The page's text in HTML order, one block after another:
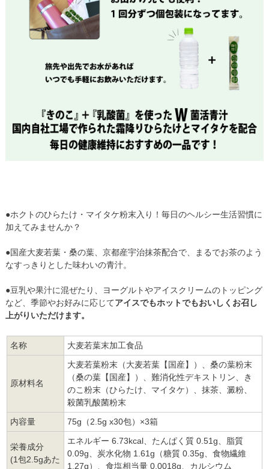
●ホクトのひらたけ・マイタケ粉末入り！毎日のヘルシー生活習慣に
加えてみませんか？
●国産大麦若葉・桑の葉、京都産宇治抹茶配合で、まるでお茶のよう
なすっきりとした味わいの青汁。
●豆乳や果汁に混ぜたり、ヨーグルトやアイスクリームのトッピング
など、季節やお好みに応じてアイスでもホットでもおいしくお召し
上がりいただけます。
名称 大麦若葉末加工食品
原材料名
大麦若葉粉末（大麦若葉【国産】）、桑の葉粉末
（桑の葉【国産】）、難消化性デキストリン、き
のこ粉末（ひらたけ、マイタケ）、抹茶、澱粉、
殺菌乳酸菌粉末
内容量
75g（2.5g x30包）×3箱
栄養成分
(1包2.5gあた
エネルギー 6.73kcal、たんぱく質 0.51g、脂質
0.09g、炭水化物 1.61g（糖質 0.35g、食物繊維
1.27g）、食塩相当量 0.0018g、カルシウム